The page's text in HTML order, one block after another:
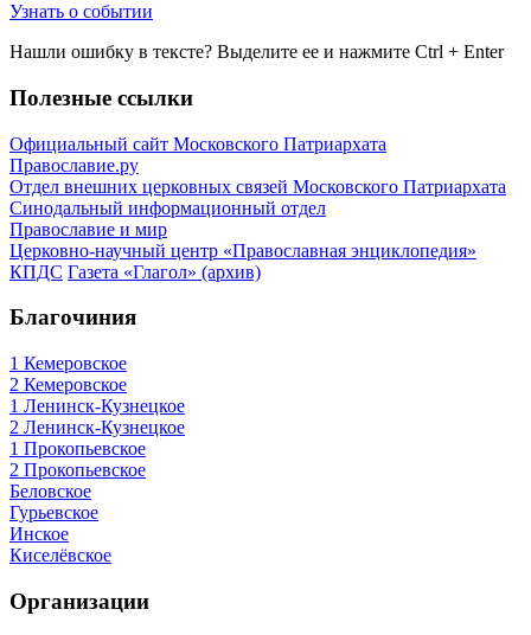
Узнать о событии
Нашли ошибку в тексте? Выделите ее и нажмите Ctrl + Enter
Полезные ссылки
Официальный сайт Московского Патриархата
Православие.ру
Отдел внешних церковных связей Московского Патриархата
Синодальный информационный отдел
Православие и мир
Церковно-научный центр «Православная энциклопедия»
КПДС Газета «Глагол» (архив)
Благочиния
1 Кемеровское
2 Кемеровское
1 Ленинск-Кузнецкое
2 Ленинск-Кузнецкое
1 Прокопьевское
2 Прокопьевское
Беловское
Гурьевское
Инское
Киселёвское
Организации